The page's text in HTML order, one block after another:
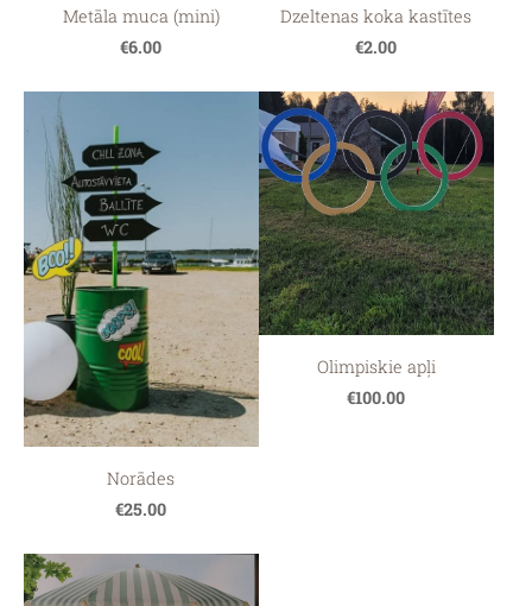
Metāla muca (mini)
€6.00
Dzeltenas koka kastītes
€2.00
Norādes
€25.00
Olimpiskie apļi
€100.00